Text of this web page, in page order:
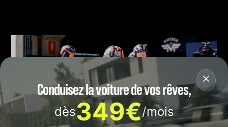
Conduisez la voiture de vos rêves,
dès349€/mois